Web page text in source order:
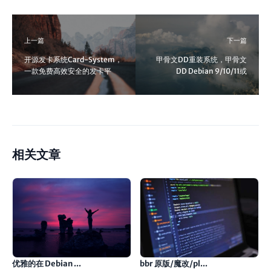
上一篇
开源发卡系统Card-System，
一款免费高效安全的发卡平
下一篇
甲骨文DD重装系统，甲骨文
DD Debian 9/10/11或
Windows详细教程汇总
相关文章
优雅的在 Debian ... bbr 原版/魔改/pl...